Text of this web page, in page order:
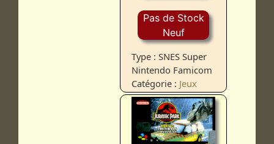
Pas de Stock
Neuf
Type : SNES Super
Nintendo Famicom
Catégorie : Jeux